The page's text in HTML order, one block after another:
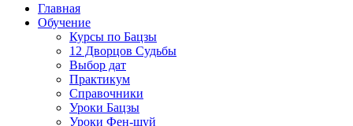
Главная
Обучение
Курсы по Бацзы
12 Дворцов Судьбы
Выбор дат
Практикум
Справочники
Уроки Бацзы
Уроки Фен-шуй